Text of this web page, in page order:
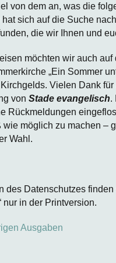
von dem an, was die
sich auf die Suche
die wir Ihnen und
möchten wir auch
„Ein Sommer
Vielen Dank
vonStade evangelisch.
Rückmeldungen
wie möglich zu machen –
Wahl.
des Datenschutzes
nur in der Printversion.
Ausgaben